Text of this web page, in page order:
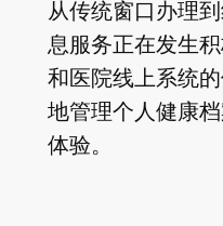
从传统窗口办理
息服务正在发生
和医院线上系统
地管理个人健康
体验。